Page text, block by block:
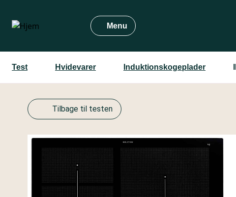
hovedindhold
Menu
Test Hvidevarer Induktions­kogeplader
Tilbage til testen